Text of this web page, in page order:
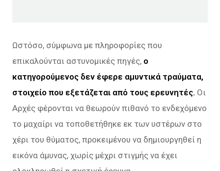
Ωστόσο, σύμφωνα με πληροφορίες που
επικαλούνται αστυνομικές πηγές, ο
κατηγορούμενος δεν έφερε αμυντικά τραύματα,
στοιχείο που εξετάζεται από τους ερευνητές. Οι
Αρχές φέρονται να θεωρούν πιθανό το ενδεχόμενο
το μαχαίρι να τοποθετήθηκε εκ των υστέρων στο
χέρι του θύματος, προκειμένου να δημιουργηθεί η
εικόνα άμυνας, χωρίς μέχρι στιγμής να έχει